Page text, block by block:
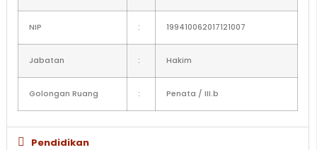
NIP : 199410062017121007
Jabatan : Hakim
Golongan Ruang : Penata / III.b
Pendidikan